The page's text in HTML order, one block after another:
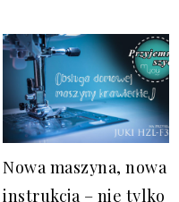
Nowa maszyna, nowa
instrukcja – nie tylko